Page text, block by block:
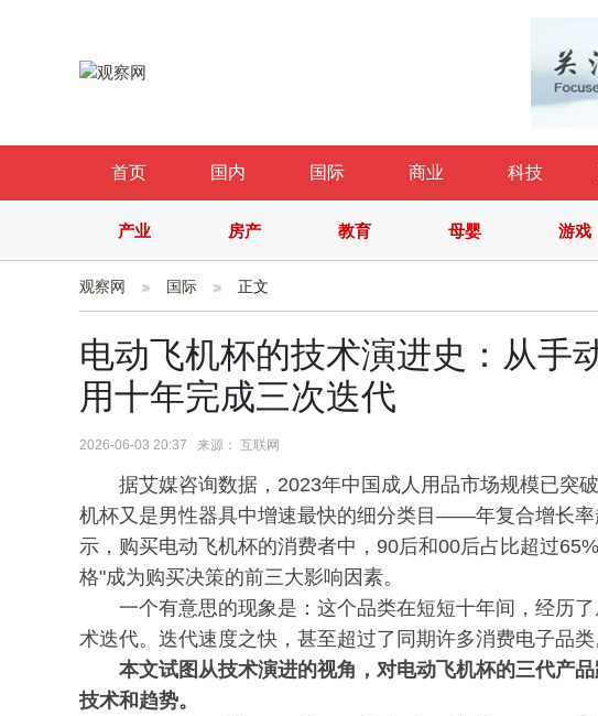
首页 国内 国际 商业 科技
产业 房产 教育 母婴 游戏
观察网 国际 正文
电动飞机杯的技术演进史：从手
用十年完成三次迭代
2026-06-03 20:37 来源： 互联网
据艾媒咨询数据，2023年中国成人用品市场规模已突
机杯又是男性器具中增速最快的细分类目——年复合增长
示，购买电动飞机杯的消费者中，90后和00后占比超过
格"成为购买决策的前三大影响因素。
一个有意思的现象是：这个品类在短短十年间，经历
术迭代。迭代速度之快，甚至超过了同期许多消费电子品类
本文试图从技术演进的视角，对电动飞机杯的三代产
技术和趋势。